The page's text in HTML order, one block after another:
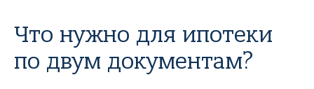
Что нужно для ипотеки
по двум документам?